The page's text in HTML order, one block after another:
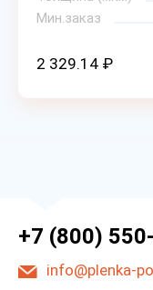
Мин.заказ
2 329.14 ₽
+7 (800)
info@plenka-